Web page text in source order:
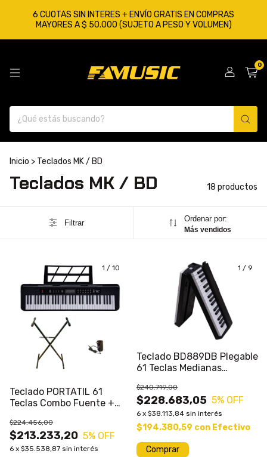
6 CUOTAS SIN INTERES + ENVÍO GRATIS EN COMPRAS
MAYORES A $ 50.000 (SUJETO A PESO Y VOLUMEN)
0
Inicio > Teclados MK / BD
Teclados MK / BD 18 productos
Filtrar Ordenar por:
Más vendidos
1 / 10
Teclado PORTATIL 61
Teclas Combo Fuente +
$213.233,20
$224.456,00
5% OFF
6 x $35.538,87 sin interés
1 / 9
Teclado BD889DB Plegable
61 Teclas Medianas
$228.683,05
$240.719,00
5% OFF
6 x $38.113,84 sin interés
$194.380,59 con Efectivo
Comprar